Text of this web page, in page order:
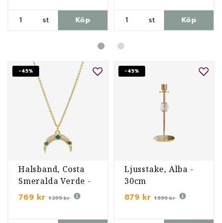
st Köp st Köp
-45%
Halsband, Costa
Smeralda Verde -
Förgyllt
769 kr 1 399 kr
-45%
Ljusstake, Alba -
30cm
879 kr 1 599 kr